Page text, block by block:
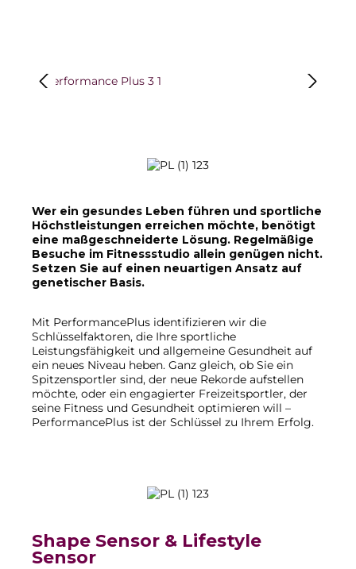
Bildergalerie überspringen
Wer ein gesundes Leben führen und sportliche
Höchstleistungen erreichen möchte, benötigt
eine maßgeschneiderte Lösung. Regelmäßige
Besuche im Fitnessstudio allein genügen nicht.
Setzen Sie auf einen neuartigen Ansatz auf
genetischer Basis.
Mit PerformancePlus identifizieren wir die
Schlüsselfaktoren, die Ihre sportliche
Leistungsfähigkeit und allgemeine Gesundheit auf
ein neues Niveau heben. Ganz gleich, ob Sie ein
Spitzensportler sind, der neue Rekorde aufstellen
möchte, oder ein engagierter Freizeitsportler, der
seine Fitness und Gesundheit optimieren will –
PerformancePlus ist der Schlüssel zu Ihrem Erfolg.
Shape Sensor & Lifestyle
Sensor